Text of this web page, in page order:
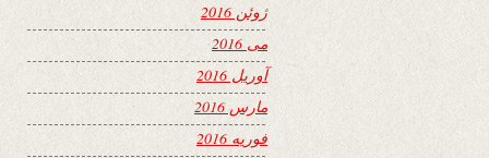
ژوئن 2016
می 2016
آوریل 2016
مارس 2016
فوریه 2016